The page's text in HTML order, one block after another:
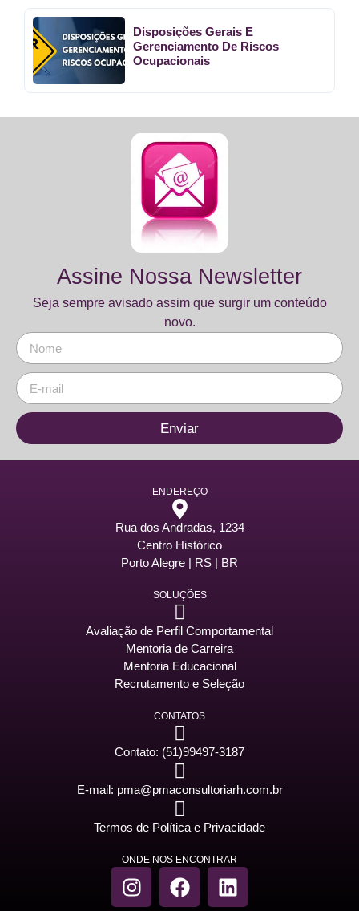
Disposições Gerais E
Gerenciamento De Riscos
Ocupacionais
Assine Nossa Newsletter
Seja sempre avisado assim que surgir um conteúdo
novo.
Enviar
ENDEREÇO
Rua dos Andradas, 1234
Centro Histórico
Porto Alegre | RS | BR
SOLUÇÕES
Avaliação de Perfil Comportamental
Mentoria de Carreira
Mentoria Educacional
Recrutamento e Seleção
CONTATOS
Contato: (51)99497-3187
E-mail: pma@pmaconsultoriarh.com.br
Termos de Política e Privacidade
ONDE NOS ENCONTRAR